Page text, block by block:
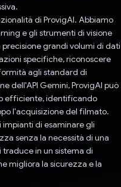
di ProvigAI. Abbiamo
e gli strumenti di visione
grandi volumi di dati
specifiche, riconoscere
agli standard di
dell'API Gemini, ProvigAI può
efficiente, identificando
l'acquisizione del filmato.
di esaminare gli
senza la necessità di una
traduce in un sistema di
migliora la sicurezza e la